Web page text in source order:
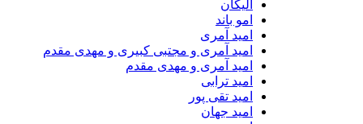
امو باند
امید آمری
امید آمری و مجتبی کبیری و مهدى مقدم
امید آمری و مهدی مقدم
امید ترابی
امید تقی پور
امید جهان